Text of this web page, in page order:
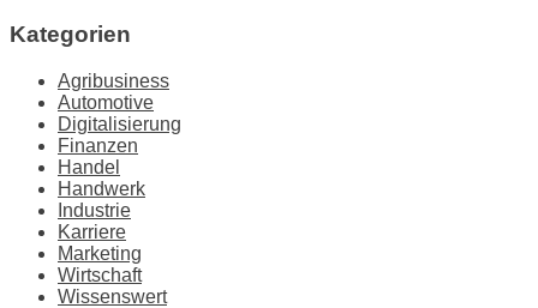
Kategorien
Agribusiness
Automotive
Digitalisierung
Finanzen
Handel
Handwerk
Industrie
Karriere
Marketing
Wirtschaft
Wissenswert